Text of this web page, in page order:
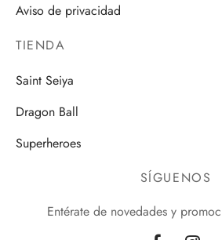
Aviso de privacidad
TIENDA
Saint Seiya
Dragon Ball
Superheroes
SÍGUENOS
Entérate de novedades y